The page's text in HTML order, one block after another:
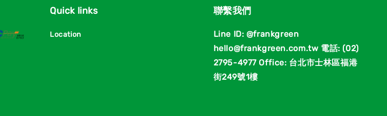
Quick links
Location
聯繫我們
Line ID: @frankgreen
hello@frankgreen.com.tw 電話: (02)
2795-4977 Office: 台北市士林區福港
街249號1樓